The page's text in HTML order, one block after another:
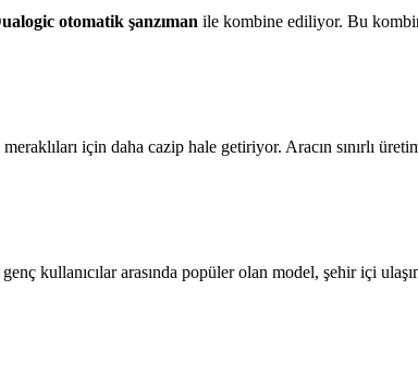
otomatik şanzıman ile kombine ediliyor. Bu
için daha cazip hale getiriyor. Aracın sınırlı
kullanıcılar arasında popüler olan model, şehir içi